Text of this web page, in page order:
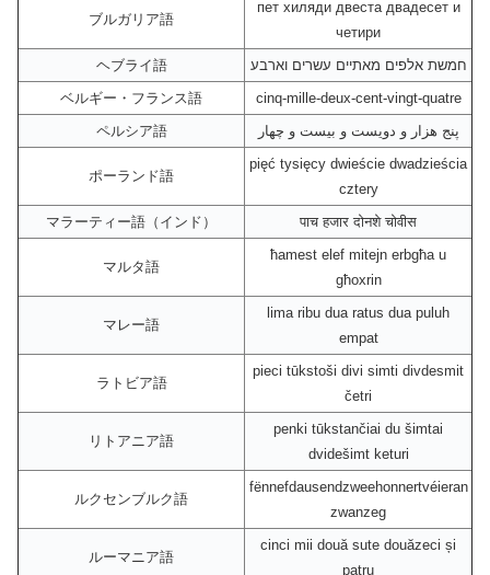
ブルガリア語
пет хиляди двеста двадесет и
четири
ヘブライ語
חמשת אלפים מאתיים עשרים וארבע
ベルギー・フランス語
cinq-mille-deux-cent-vingt-quatre
ペルシア語
پنج هزار و دویست و بیست و چهار
ポーランド語
pięć tysięcy dwieście dwadzieścia
cztery
マラーティー語（インド）
पाच हजार दोनशे चोवीस
マルタ語
ħamest elef mitejn erbgħa u
għoxrin
マレー語
lima ribu dua ratus dua puluh
empat
ラトビア語
pieci tūkstoši divi simti divdesmit
četri
リトアニア語
penki tūkstančiai du šimtai
dvidešimt keturi
ルクセンブルク語
fënnefdausendzweehonnertvéieran
zwanzeg
ルーマニア語
cinci mii două sute douăzeci și
patru